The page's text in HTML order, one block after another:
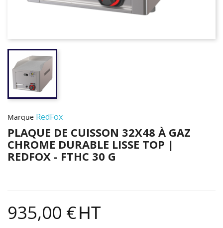
Marque RedFox
PLAQUE DE CUISSON 32X48 À GAZ
CHROME DURABLE LISSE TOP |
REDFOX - FTHC 30 G
935,00 €HT